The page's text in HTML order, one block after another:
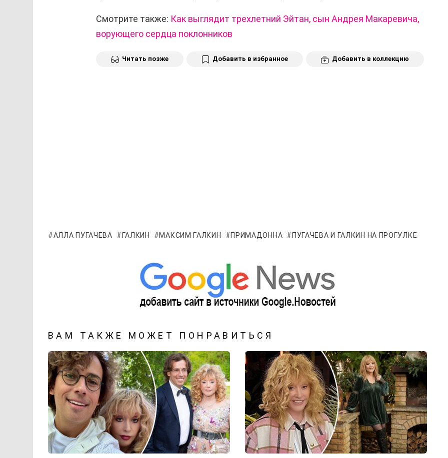
Смотрите также: Как выглядит трехлетний Эйтан, сын Андрея Макаревича,
ворующего сердца поклонников
Читать позже Добавить в избранное Добавить в коллекцию
АЛЛА ПУГАЧЕВА ГАЛКИН МАКСИМ ГАЛКИН ПРИМАДОННА ПУГАЧЕВА И ГАЛКИН НА ПРОГУЛКЕ
ВАМ ТАКЖЕ МОЖЕТ ПОНРАВИТЬСЯ